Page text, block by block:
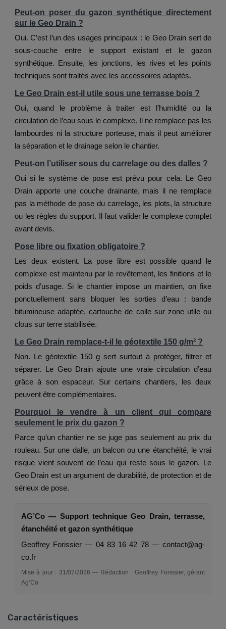
Peut-on poser du gazon synthétique directement
sur le Geo Drain ?
Oui. C’est l’un des usages principaux : le Geo Drain sert de
sous-couche entre le support existant et le gazon
synthétique. Ensuite, les jonctions, les rives et les points
techniques sont traités avec les accessoires adaptés.
Le Geo Drain est-il utile sous une terrasse bois ?
Oui, quand le problème à traiter est l’humidité ou la
circulation de l’eau sous le complexe. Il ne remplace pas les
lambourdes ni la structure porteuse, mais il peut améliorer
la séparation et le drainage selon le chantier.
Peut-on l’utiliser sous du carrelage ou des dalles ?
Oui si le système de pose est prévu pour cela. Le Geo
Drain apporte une couche drainante, mais il ne remplace
pas la méthode de pose du carrelage, les plots, la structure
ou les règles du support. Il faut valider le complexe complet
avant devis.
Pose libre ou fixation obligatoire ?
Les deux existent. La pose libre est possible quand le
complexe est maintenu par le revêtement, les finitions et le
poids d’usage. Si le chantier impose un maintien, on fixe
ponctuellement sans bloquer les sorties d’eau : bande
bitumineuse adaptée, cartouche de colle sur zone utile ou
clous sur terre stabilisée.
Le Geo Drain remplace-t-il le géotextile 150 g/m² ?
Non. Le géotextile 150 g sert surtout à protéger, filtrer et
séparer. Le Geo Drain ajoute une vraie circulation d’eau
grâce à son espaceur. Sur certains chantiers, les deux
peuvent être complémentaires.
Pourquoi le vendre à un client qui compare
seulement le prix du gazon ?
Parce qu’un chantier ne se juge pas seulement au prix du
rouleau. Sur une dalle, un balcon ou une étanchéité, le vrai
risque vient souvent de l’eau qui reste sous le gazon. Le
Geo Drain est un argument de durabilité, de protection et de
sérieux de pose.
AG’Co — Support technique Geo Drain, terrasse,
étanchéité et gazon synthétique
Geoffrey Forissier — 04 83 16 42 78 — contact@ag-
co.fr
Mise à jour : 31/07/2026 — Rédaction : Geoffrey Forissier, gérant
Ag’Co
Caractéristiques